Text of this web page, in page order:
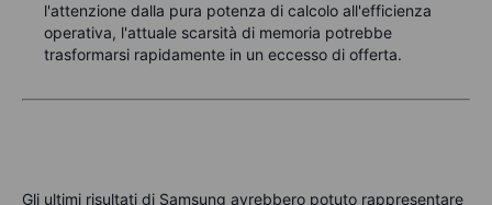
l'attenzione dalla pura potenza di calcolo all'efficienza
operativa, l'attuale scarsità di memoria potrebbe
trasformarsi rapidamente in un eccesso di offerta.
Gli ultimi risultati di Samsung avrebbero potuto rappresentare